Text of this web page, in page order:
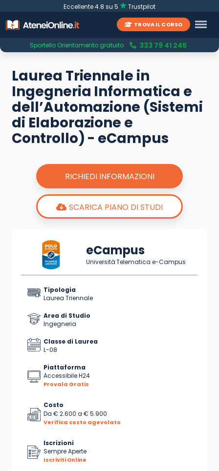
Eccellente 4.8 su 5 Trustpilot
TROVA IL CORSO
Sportello Orientamento gratuito 333 79 41 245
Laurea Triennale in
Ingegneria Informatica e
dell’Automazione (Sistemi
di Elaborazione e
Controllo) - eCampus
RICHIEDI INFORMAZIONI
SCARICA PIANO DI STUDI
eCampus
Università Telematica e-Campus
Tipologia
Laurea Triennale
Area di Studio
Ingegneria
Classe di Laurea
L-08
Piattaforma
Accessibile H24
Provala Gratis
Costo
Da € 2.600 a € 5.900
Verifica costo agevolato
Iscrizioni
Sempre Aperte
Iscriviti Online